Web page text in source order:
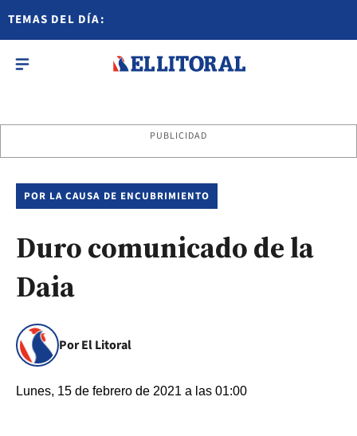
TEMAS DEL DÍA:
PUBLICIDAD
POR LA CAUSA DE ENCUBRIMIENTO
Duro comunicado de la
Daia
Por El Litoral
Lunes, 15 de febrero de 2021 a las 01:00